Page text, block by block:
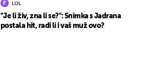
LOL
"Je li živ, zna li se?": Snimka s Jadrana
postala hit, radi li i vaš muž ovo?